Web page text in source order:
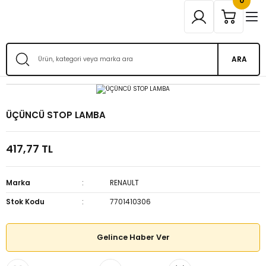
ARA
ÜÇÜNCÜ STOP LAMBA
417,77 TL
Marka
RENAULT
Stok Kodu
7701410306
Gelince Haber Ver